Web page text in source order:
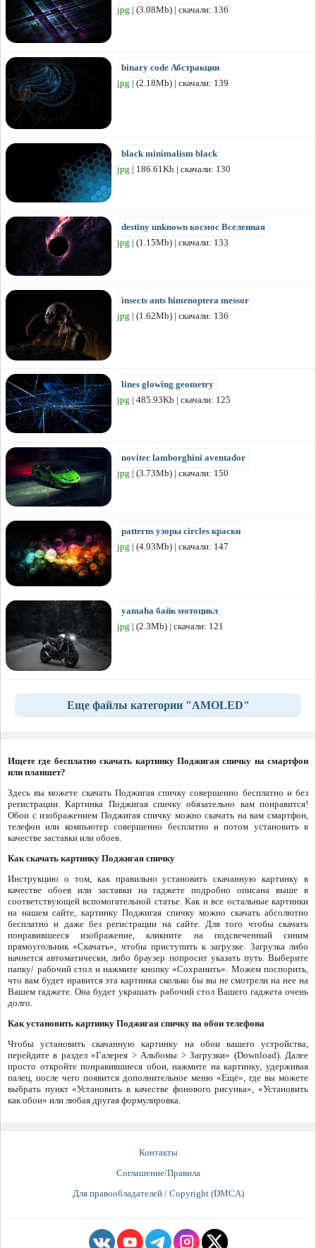
jpg | (3.08Mb) | скачали: 136
binary code Абстракции
jpg | (2.18Mb) | скачали: 139
black minimalism black
jpg | 186.61Kb | скачали: 130
destiny unknown космос Вселенная
jpg | (1.15Mb) | скачали: 133
insects ants himenoptera messor
jpg | (1.62Mb) | скачали: 136
lines glowing geometry
jpg | 485.93Kb | скачали: 125
novitec lamborghini aventador
jpg | (3.73Mb) | скачали: 150
patterns узоры circles краски
jpg | (4.93Mb) | скачали: 147
yamaha байк мотоцикл
jpg | (2.3Mb) | скачали: 121
Еще файлы категории "AMOLED"
Ищете где бесплатно скачать картинку Поджигая спичку на смартфон
или планшет?
Здесь вы можете скачать Поджигая спичку совершенно бесплатно и без
регистрации. Картинка Поджигая спичку обязательно вам понравится!
Обои с изображением Поджигая спичку можно скачать на вам смартфон,
телефон или компьютер совершенно бесплатно и потом установить в
качестве заставки или обоев.
Как скачать картинку Поджигая спичку
Инструкцию о том, как правильно установить скачанную картинку в
качестве обоев или заставки на гаджете подробно описана выше в
соответствующей вспомогательной статье. Как и все остальные картинки
на нашем сайте, картинку Поджигая спичку можно скачать абсолютно
бесплатно и даже без регистрации на сайте. Для того чтобы скачать
понравившееся изображение, кликните на подсвеченный синим
прямоугольник «Скачать», чтобы приступить к загрузке. Загрузка либо
начнется автоматически, либо браузер попросит указать путь. Выберите
папку/ рабочий стол и нажмите кнопку «Сохранить». Можем поспорить,
что вам будет нравится эта картинка сколько бы вы не смотрели на нее на
Вашем гаджете. Она будет украшать рабочий стол Вашего гаджета очень
долго.
Как установить картинку Поджигая спичку на обои телефона
Чтобы установить скачанную картинку на обои вашего устройства,
перейдите в раздел «Галерея > Альбомы > Загрузки» (Download). Далее
просто откройте понравившиеся обои, нажмите на картинку, удерживая
палец, после чего появится дополнительное меню «Ещё», где вы можете
выбрать пункт «Установить в качестве фонового рисунка», «Установить
как обои» или любая другая формулировка.
Контакты
Соглашение/Правила
Для правообладателей / Copyright (DMCA)